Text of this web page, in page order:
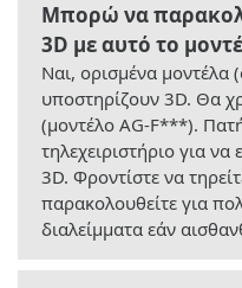
Μπορώ να
3D με αυτό το
Ναι, ορισμένα μοντέλα
υποστηρίζουν 3D. Θα
(μοντέλο AG-F***).
τηλεχειριστήριο για να
3D. Φροντίστε να
παρακολουθείτε για
διαλείμματα εάν